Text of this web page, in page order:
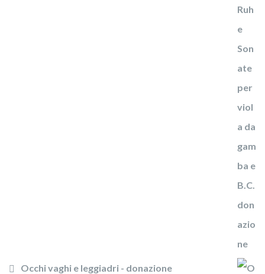
Occhi vaghi e leggiadri - donazione